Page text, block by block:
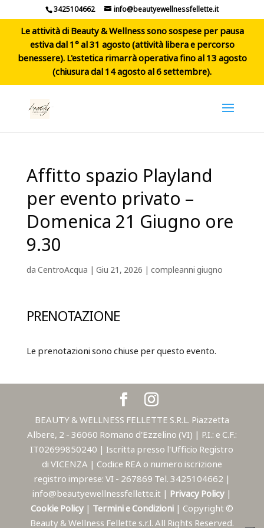
3425104662 info@beautyewellnessfellette.it
Le attività di Beauty & Wellness sono sospese per pausa
estiva dal 1° al 31 agosto (attività libera e percorso
benessere). L'estetica rimarrà operativa fino al 13 agosto
(chiusura dal 14 agosto al 6 settembre).
Affitto spazio Playland
per evento privato –
Domenica 21 Giugno ore
9.30
daCentroAcqua | Giu 21, 2026 | compleanni giugno
PRENOTAZIONE
Le prenotazioni sono chiuse per questo evento.
BEAUTY & WELLNESS FELLETTE S.R.L. Piazzetta
Albere, 2 - 36060 Romano d'Ezzelino (VI) | P.I.: e C.F.:
IT02699850240 | Iscritta presso l'Ufficio Registro
di VICENZA | Codice REA o numero iscrizione
registro imprese: VI - 267869 Tel. 3425104662 |
info@beautyewellnessfellette.it | Privacy Policy |
Cookie Policy | Termini e Condizioni | Copyright ©
Beauty & Wellness Fellette s.r.l. All Rights Reserved.